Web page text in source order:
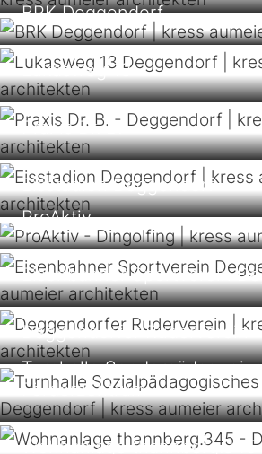
BRK Deggendorf
Lukasweg 13
Praxis Dr. B.
Eisstadion Deggendorf
ProAktiv
Eisenbahner Sportverein
Deggendorfer Ruderverein
Turnhalle
Förderzentrum
Wohnanlage thannberg.345